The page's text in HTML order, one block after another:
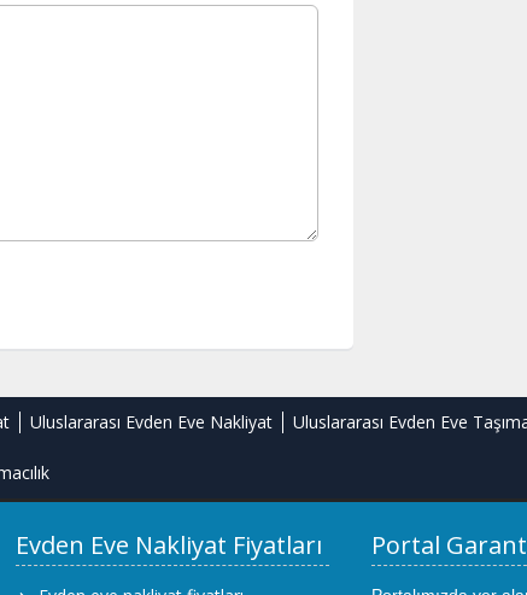
Uluslararası Evden Eve Nakliyat Uluslararası Evden Eve
Evden Eve Nakliyat Fiyatları Portal